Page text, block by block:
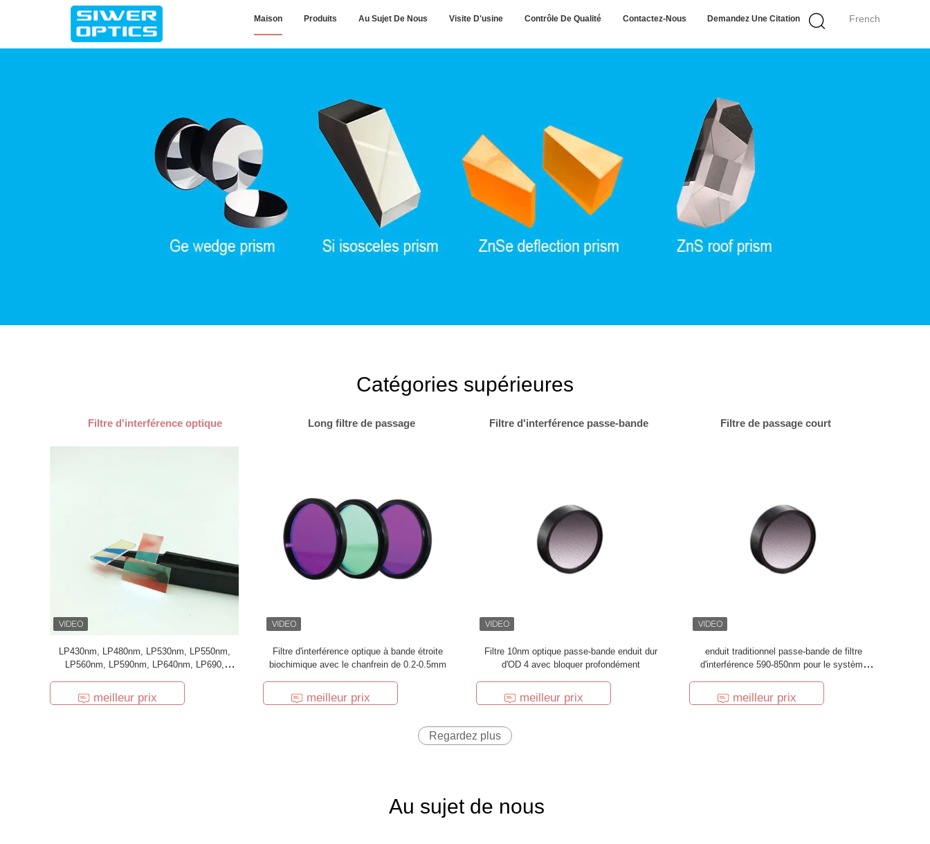
French
Maison Produits Au Sujet De Nous Visite D'usine Contrôle De Qualité Contactez-Nous Demandez Une Citation
Catégories supérieures
Filtre d'interférence optique Long filtre de passage Filtre d'interférence passe-bande Filtre de passage court
LP430nm, LP480nm, LP530nm, LP550nm,
LP560nm, LP590nm, LP640nm, LP690,
stock
meilleur prix
Filtre d'interférence optique à bande étroite
biochimique avec le chanfrein de 0.2-0.5mm
meilleur prix
Filtre 10nm optique passe-bande enduit dur
d'OD 4 avec bloquer profondément
meilleur prix
enduit traditionnel passe-bande de filtre
d'interférence 590-850nm pour le système
meilleur prix
Regardez plus
Au sujet de nous